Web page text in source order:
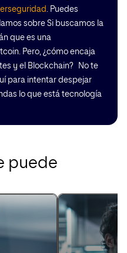
. Puedes
sobre Si buscamos la
que es una
Pero, ¿cómo encaja
y el Blockchain? No te
para intentar despejar
lo que está tecnología
puede